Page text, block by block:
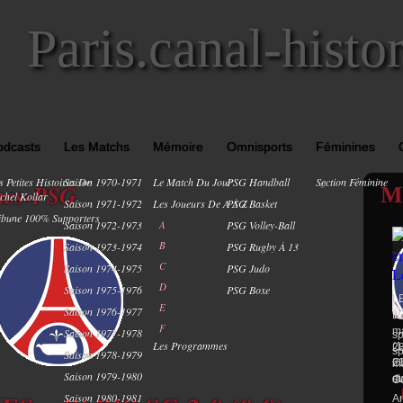
Paris.canal-
Petites Histoires De
Kollar
100% Supporters
Les Matchs
Saison 1970-1971
Saison 1971-1972
Saison 1972-1973
Saison 1973-1974
Saison 1974-1975
Saison 1975-1976
Saison 1976-1977
Saison 1977-1978
Saison 1978-1979
Saison 1979-1980
Saison 1980-1981
Mémoire
Le Match Du Jour
Les Joueurs De A À Z
A
B
C
D
E
F
Les Programmes
Omnisports
PSG Handball
PSG Basket
PSG Volley-Ball
PSG Rugby À 13
PSG Judo
PSG Boxe
Féminines
Section Féminine
0
PSG